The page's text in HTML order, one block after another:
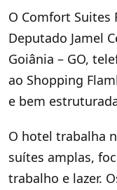
O Comfort Suites
Deputado Jamel
Goiânia – GO,
ao Shopping
e bem
O hotel trabalha
suítes amplas,
trabalho e lazer.